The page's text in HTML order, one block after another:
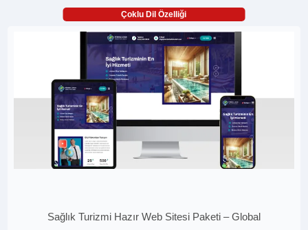
Çoklu Dil Özelliği
Sağlık Turizmi Hazır Web Sitesi Paketi – Global